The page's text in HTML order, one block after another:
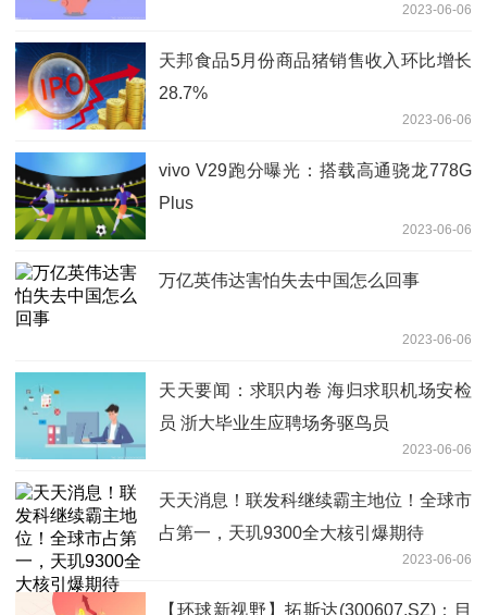
2023-06-06
天邦食品5月份商品猪销售收入环比增长
28.7%
2023-06-06
vivo V29跑分曝光：搭载高通骁龙778G
Plus
2023-06-06
万亿英伟达害怕失去中国怎么回事
2023-06-06
天天要闻：求职内卷 海归求职机场安检
员 浙大毕业生应聘场务驱鸟员
2023-06-06
天天消息！联发科继续霸主地位！全球市
占第一，天玑9300全大核引爆期待
2023-06-06
【环球新视野】拓斯达(300607.SZ)：目